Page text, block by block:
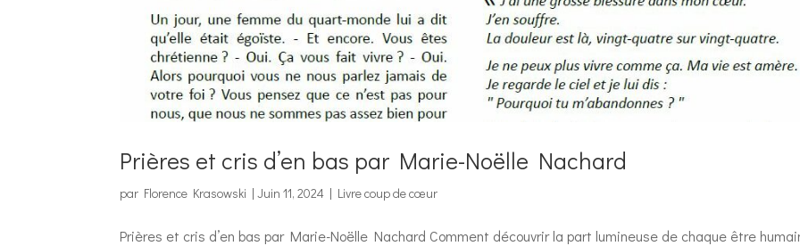
Prières et cris d’en bas par Marie-Noëlle Nachard
par Florence Krasowski |Juin 11, 2024 | Livre coup de cœur
Prières et cris d’en bas par Marie-Noëlle Nachard Comment découvrir la part lumineuse de chaque être